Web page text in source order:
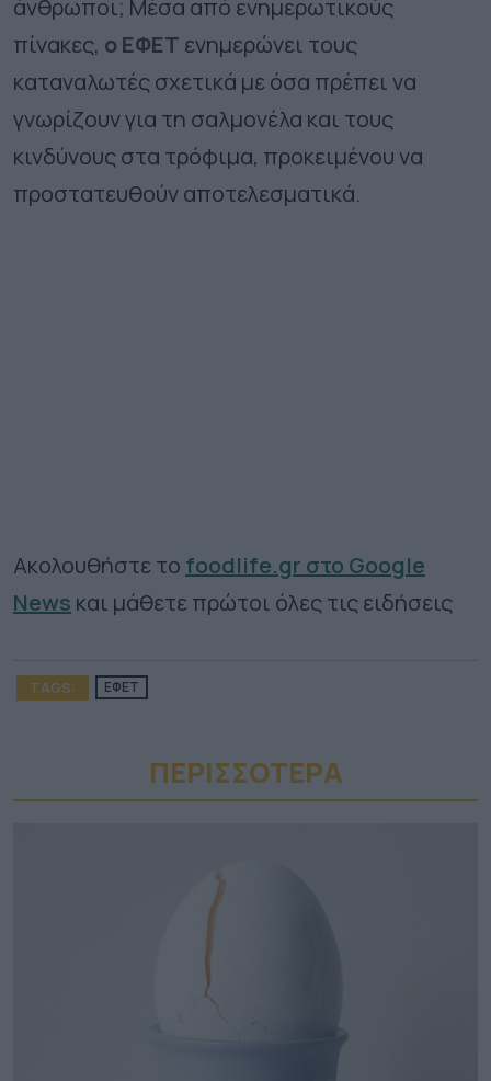
άνθρωποι; Μέσα από ενημερωτικούς
πίνακες, ο ΕΦΕΤ ενημερώνει τους
καταναλωτές σχετικά με όσα πρέπει να
γνωρίζουν για τη σαλμονέλα και τους
κινδύνους στα τρόφιμα, προκειμένου να
προστατευθούν αποτελεσματικά.
Ακολουθήστε το foodlife.gr στο Google
News και μάθετε πρώτοι όλες τις ειδήσεις
TAGS: ΕΦΕΤ
ΠΕΡΙΣΣΟΤΕΡA